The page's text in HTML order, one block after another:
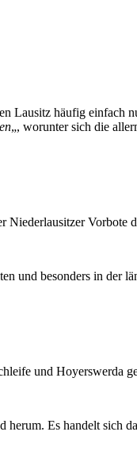
Lausitz häufig einfach
„, worunter sich die
Vorbote
und besonders in der
und Hoyerswerda
Es handelt sich